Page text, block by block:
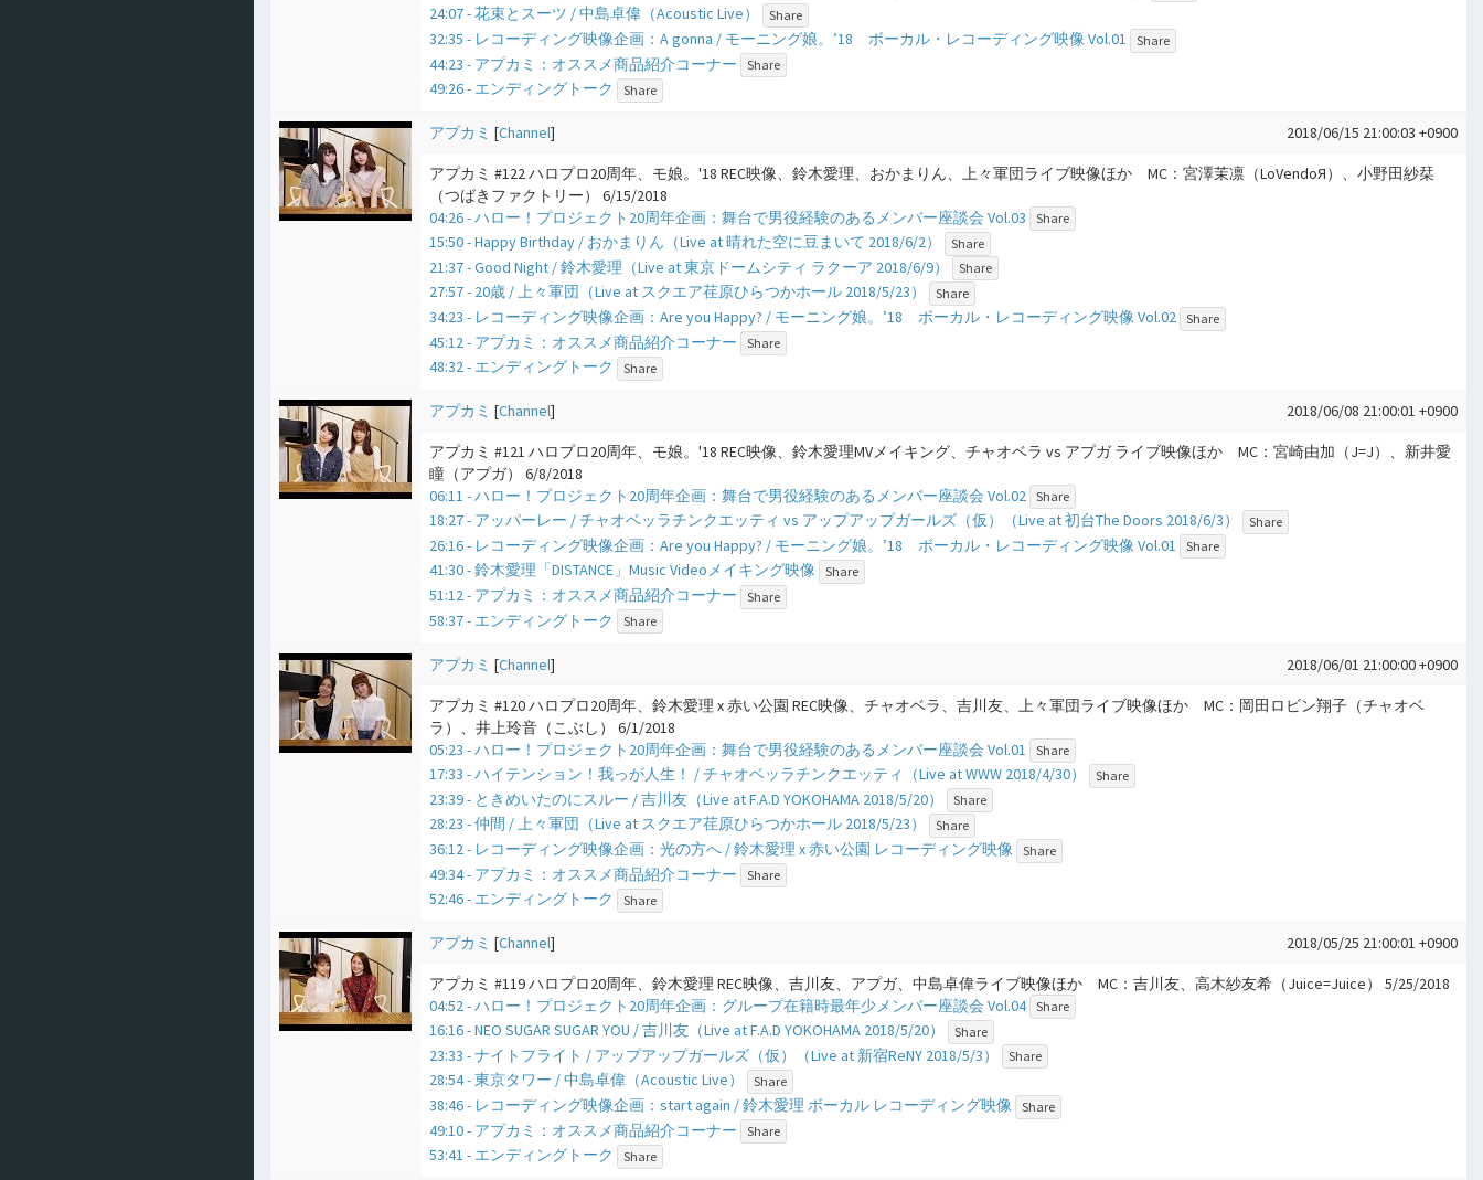
24:07 - 花束とスーツ / 中島卓偉（Acoustic Live） Share
32:35 - レコーディング映像企画：A gonna / モーニング娘。’18 ボーカル・レコーディング映像 Vol.01 Share
44:23 - アプカミ：オススメ商品紹介コーナー Share
49:26 - エンディングトーク Share
アプカミ [Channel] 2018/06/15 21:00:03 +0900
アプカミ #122 ハロプロ20周年、モ娘。'18 REC映像、鈴木愛理、おかまりん、上々軍団ライブ映像ほか MC：宮澤茉凛（LoVendoЯ）、小野田紗栞
（つばきファクトリー） 6/15/2018
04:26 - ハロー！プロジェクト20周年企画：舞台で男役経験のあるメンバー座談会 Vol.03
Share
15:50 - Happy Birthday / おかまりん（Live at 晴れた空に豆まいて 2018/6/2） Share
21:37 - Good Night / 鈴木愛理（Live at 東京ドームシティ ラクーア 2018/6/9） Share
27:57 - 20歳 / 上々軍団（Live at スクエア荏原ひらつかホール 2018/5/23） Share
34:23 - レコーディング映像企画：Are you Happy? / モーニング娘。’18 ボーカル・レコーディング映像 Vol.02 Share
45:12 - アプカミ：オススメ商品紹介コーナー Share
48:32 - エンディングトーク Share
アプカミ [Channel] 2018/06/08 21:00:01 +0900
アプカミ #121 ハロプロ20周年、モ娘。'18 REC映像、鈴木愛理MVメイキング、チャオベラ vs アプガ ライブ映像ほか MC：宮崎由加（J=J）、新井愛
瞳（アプガ） 6/8/2018
06:11 - ハロー！プロジェクト20周年企画：舞台で男役経験のあるメンバー座談会 Vol.02
Share
18:27 - アッパーレー / チャオベッラチンクエッティ vs アップアップガールズ（仮）（Live at 初台The Doors 2018/6/3） Share
26:16 - レコーディング映像企画：Are you Happy? / モーニング娘。’18 ボーカル・レコーディング映像 Vol.01 Share
41:30 - 鈴木愛理「DISTANCE」Music Videoメイキング映像 Share
51:12 - アプカミ：オススメ商品紹介コーナー Share
58:37 - エンディングトーク Share
アプカミ [Channel] 2018/06/01 21:00:00 +0900
アプカミ #120 ハロプロ20周年、鈴木愛理 x 赤い公園 REC映像、チャオベラ、吉川友、上々軍団ライブ映像ほか MC：岡田ロビン翔子（チャオベ
ラ）、井上玲音（こぶし） 6/1/2018
05:23 - ハロー！プロジェクト20周年企画：舞台で男役経験のあるメンバー座談会 Vol.01
Share
17:33 - ハイテンション！我っが人生！ / チャオベッラチンクエッティ（Live at WWW 2018/4/30） Share
23:39 - ときめいたのにスルー / 吉川友（Live at F.A.D YOKOHAMA 2018/5/20） Share
28:23 - 仲間 / 上々軍団（Live at スクエア荏原ひらつかホール 2018/5/23） Share
36:12 - レコーディング映像企画：光の方へ / 鈴木愛理 x 赤い公園 レコーディング映像 Share
49:34 - アプカミ：オススメ商品紹介コーナー Share
52:46 - エンディングトーク Share
アプカミ [Channel] 2018/05/25 21:00:01 +0900
アプカミ #119 ハロプロ20周年、鈴木愛理 REC映像、吉川友、アプガ、中島卓偉ライブ映像ほか MC：吉川友、高木紗友希（Juice=Juice） 5/25/2018
04:52 - ハロー！プロジェクト20周年企画：グループ在籍時最年少メンバー座談会 Vol.04 Share
16:16 - NEO SUGAR SUGAR YOU / 吉川友（Live at F.A.D YOKOHAMA 2018/5/20） Share
23:33 - ナイトフライト / アップアップガールズ（仮）（Live at 新宿ReNY 2018/5/3） Share
28:54 - 東京タワー / 中島卓偉（Acoustic Live） Share
38:46 - レコーディング映像企画：start again / 鈴木愛理 ボーカル レコーディング映像 Share
49:10 - アプカミ：オススメ商品紹介コーナー Share
53:41 - エンディングトーク Share